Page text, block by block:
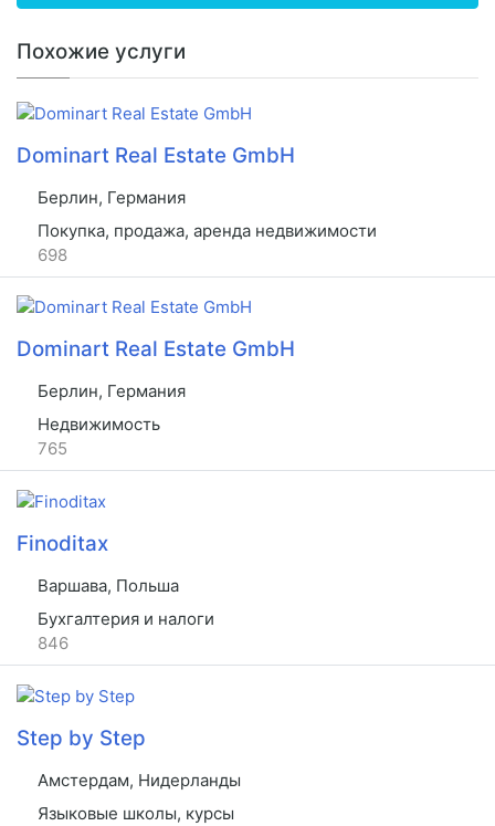
Похожие услуги
Dominart Real Estate GmbH
Берлин, Германия
Покупка, продажа, аренда недвижимости
698
Dominart Real Estate GmbH
Берлин, Германия
Недвижимость
765
Finoditax
Варшава, Польша
Бухгалтерия и налоги
846
Step by Step
Амстердам, Нидерланды
Языковые школы, курсы